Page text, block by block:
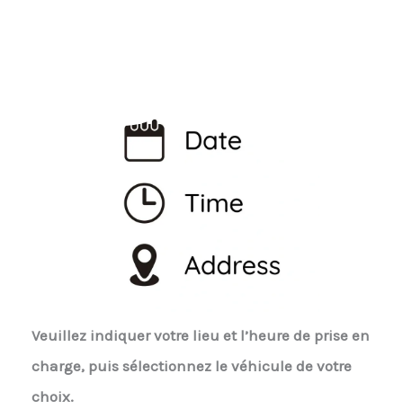
Veuillez indiquer votre lieu et l’heure de prise en
charge, puis sélectionnez le véhicule de votre
choix.